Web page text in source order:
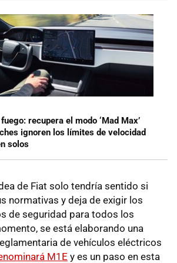
recupera el modo ‘Mad Max’
ignoren los límites de velocidad
solos
de Fiat solo tendría sentido si
normativas y deja de exigir los
de seguridad para todos los
se está elaborando una
de vehículos eléctricos
M1E y es un paso en esta